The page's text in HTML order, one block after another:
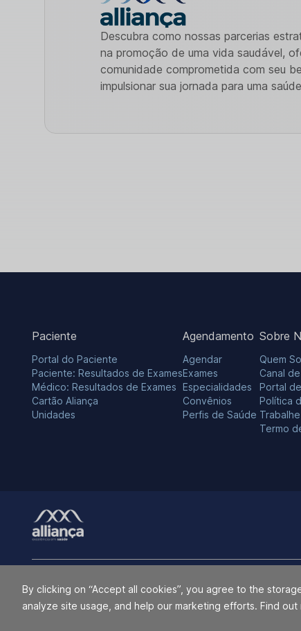
By clicking on “Accept all cookies”, you agree to the
analyze site usage, and help our marketing efforts. Find out
Descubra como nossas parcerias
na promoção de uma vida saudável,
comunidade comprometida com seu
impulsionar sua jornada para uma saúde
Paciente
Portal do Paciente
Paciente: Resultados de Exames
Médico: Resultados de Exames
Cartão Aliança
Unidades
Agendamento
Agendar
Exames
Especialidades
Convênios
Perfis de Saúde
Sobre
Quem
Canal
Portal
Política
Termo
O Grupo Alliança e Alliança Saúde não utilizam a marca
indiretamente, com o Grupo RedeD’Or São Luiz S.A., Hospital